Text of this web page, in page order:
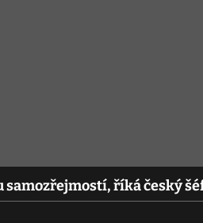
samozřejmostí, říká český